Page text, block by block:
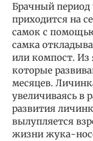
Брачный
приходится на
самок с
самка
или компост.
которые
месяцев.
увеличиваясь в
развития
вылупляется
жизни жука-